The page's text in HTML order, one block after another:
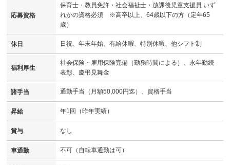
応募資格
保育士・教員免許・社会福祉士・放課後児童支援員 いず
れかの資格必須 ※高卒以上、64歳以下の方（定年65
歳）
休日 日祝、年末年始、有給休暇、特別休暇、他シフト制
福利厚生
社会保険・雇用保険完備（勤務時間による）、永年勤続
表彰、慶弔見舞金
諸手当 通勤手当（月額50,000円迄）、資格手当
昇給 年1回（昨年実績）
賞与 なし
車通勤 不可（自転車通勤は可）